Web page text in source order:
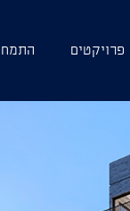
פרויקטים